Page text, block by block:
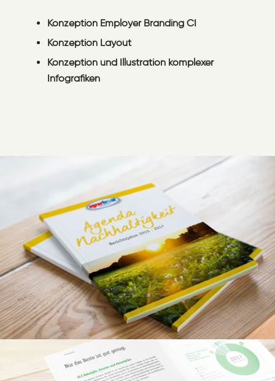
Konzeption Employer Branding CI
Konzeption Layout
Konzeption und Illustration komplexer
Infografiken